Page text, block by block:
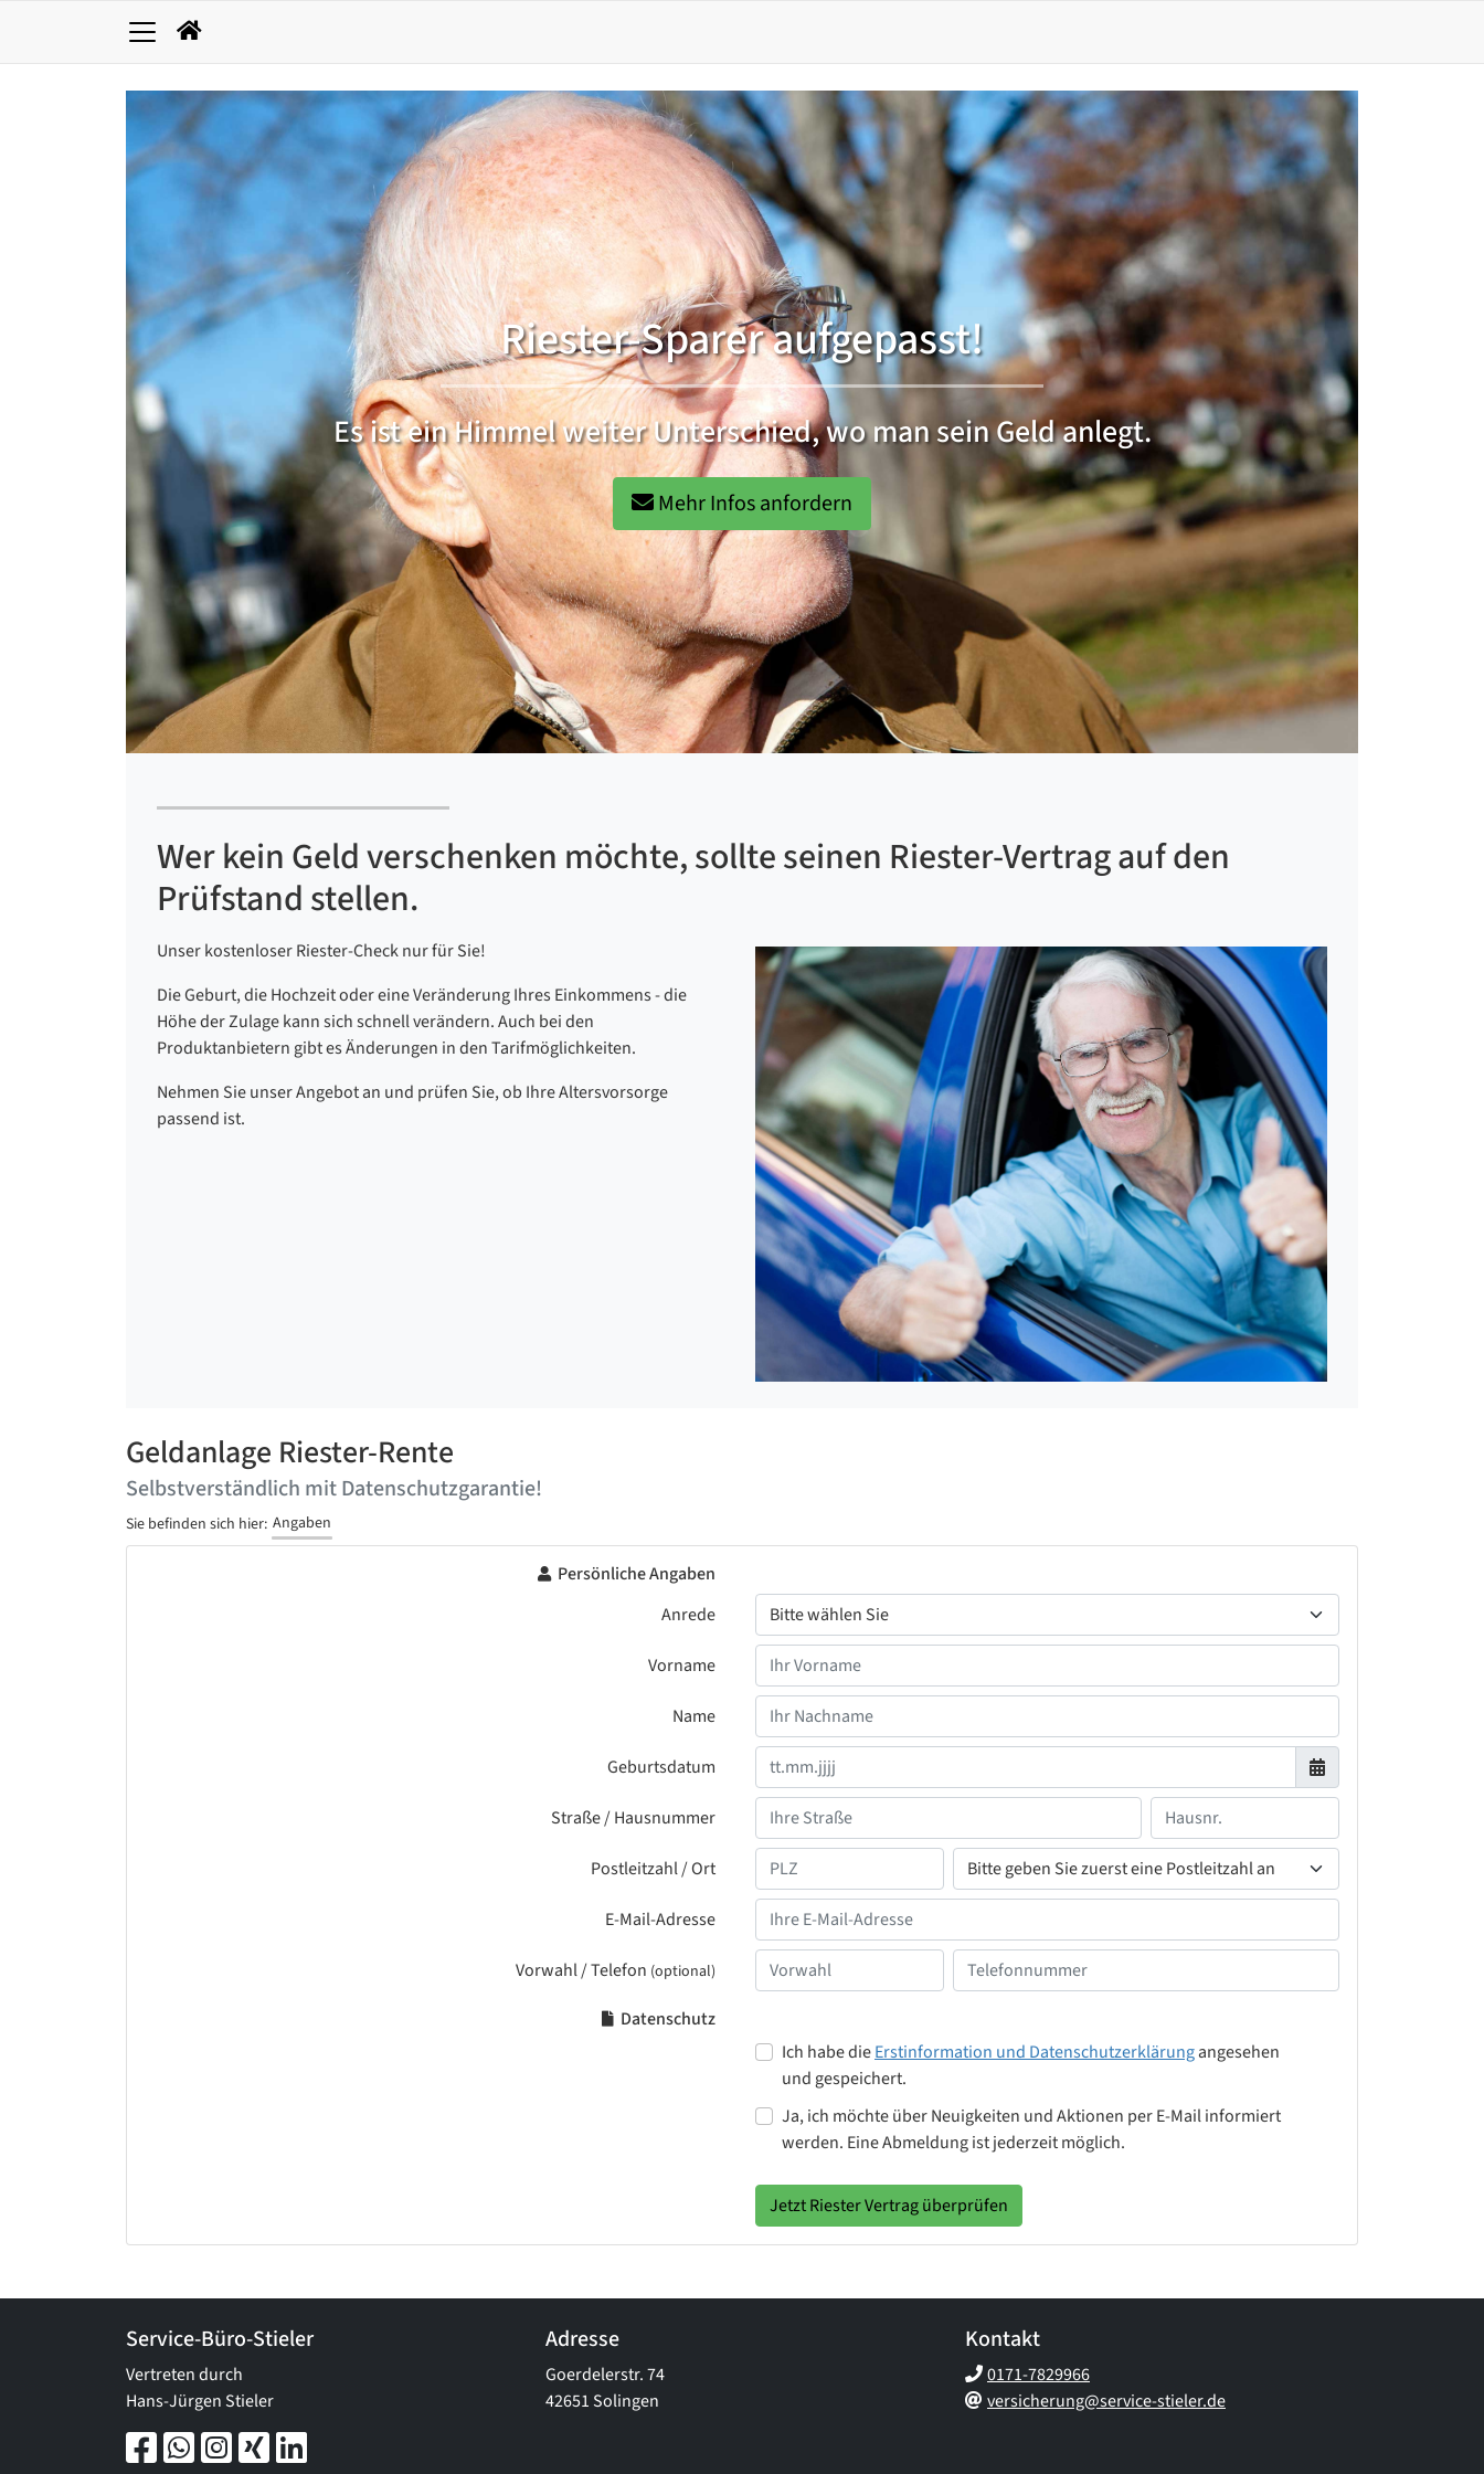
Riester-Sparer aufgepasst!
Es ist ein Himmel weiter Unterschied, wo man sein Geld anlegt.
Mehr Infos anfordern
Wer kein Geld verschenken möchte, sollte seinen Riester-Vertrag auf den
Prüfstand stellen.
Unser kostenloser Riester-Check nur für Sie!
Die Geburt, die Hochzeit oder eine Veränderung Ihres Einkommens - die
Höhe der Zulage kann sich schnell verändern. Auch bei den
Produktanbietern gibt es Änderungen in den Tarifmöglichkeiten.
Nehmen Sie unser Angebot an und prüfen Sie, ob Ihre Altersvorsorge
passend ist.
Geldanlage Riester-Rente
Selbstverständlich mit Datenschutzgarantie!
Sie befinden sich hier: Angaben
Persönliche Angaben
Anrede
Vorname
Name
Geburtsdatum
Straße / Hausnummer
Postleitzahl / Ort
E-Mail-Adresse
Vorwahl / Telefon (optional)
Datenschutz
Ich habe dieErstinformation und Datenschutzerklärungangesehen
und gespeichert.
Ja, ich möchte über Neuigkeiten und Aktionen per E-Mail informiert
werden. Eine Abmeldung ist jederzeit möglich.
Jetzt Riester Vertrag überprüfen
Service-Büro-Stieler
Vertreten durch
Hans-Jürgen Stieler
Adresse
Goerdelerstr. 74
42651 Solingen
Kontakt
0171-7829966
versicherung@service-stieler.de